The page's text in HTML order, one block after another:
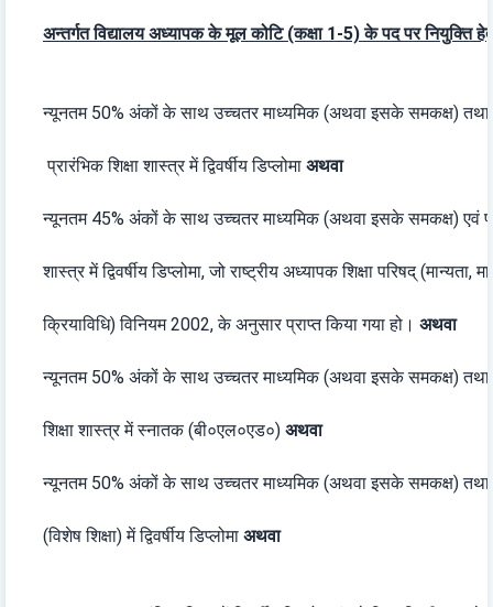
अन्तर्गत विद्यालय अध्यापक के मूल कोटि (कक्षा 1-5) के पद पर नियुक्ति
न्यूनतम 50% अंकों के साथ उच्चतर माध्यमिक (अथवा इसके समकक्ष) तथा
प्रारंभिक शिक्षा शास्त्र में द्विवर्षीय डिप्लोमा अथवा
न्यूनतम 45% अंकों के साथ उच्चतर माध्यमिक (अथवा इसके समकक्ष) एवं
शास्त्र में द्विवर्षीय डिप्लोमा, जो राष्ट्रीय अध्यापक शिक्षा परिषद्
क्रियाविधि) विनियम 2002, के अनुसार प्राप्त किया गया हो। अथवा
न्यूनतम 50% अंकों के साथ उच्चतर माध्यमिक (अथवा इसके समकक्ष) तथा
शिक्षा शास्त्र में स्नातक (बी०एल०एड०) अथवा
न्यूनतम 50% अंकों के साथ उच्चतर माध्यमिक (अथवा इसके समकक्ष) तथा
(विशेष शिक्षा) में द्विवर्षीय डिप्लोमा अथवा